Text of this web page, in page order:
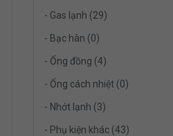
- Gas lạnh (29)
- Bạc hàn (0)
- Ống đồng (4)
- Ống cách nhiệt (0)
- Nhớt lạnh (3)
- Phụ kiện khác (43)